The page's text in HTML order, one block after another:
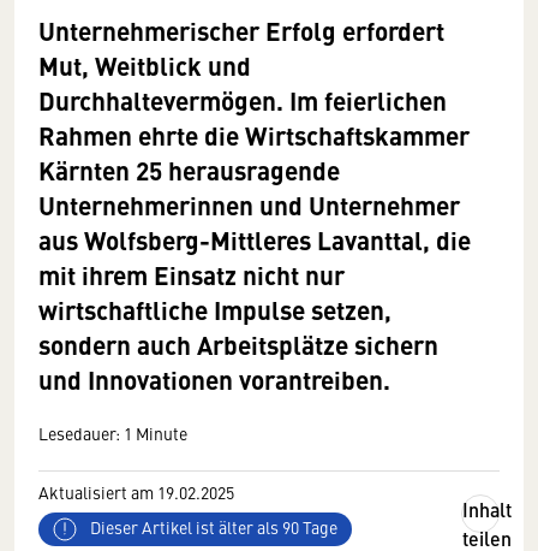
Unternehmerischer Erfolg erfordert
Mut, Weitblick und
Durchhaltevermögen. Im feierlichen
Rahmen ehrte die Wirtschaftskammer
Kärnten 25 herausragende
Unternehmerinnen und Unternehmer
aus Wolfsberg-Mittleres Lavanttal, die
mit ihrem Einsatz nicht nur
wirtschaftliche Impulse setzen,
sondern auch Arbeitsplätze sichern
und Innovationen vorantreiben.
Lesedauer: 1 Minute
Aktualisiert am 19.02.2025
Dieser Artikel ist älter als 90 Tage
Inhalt
teilen